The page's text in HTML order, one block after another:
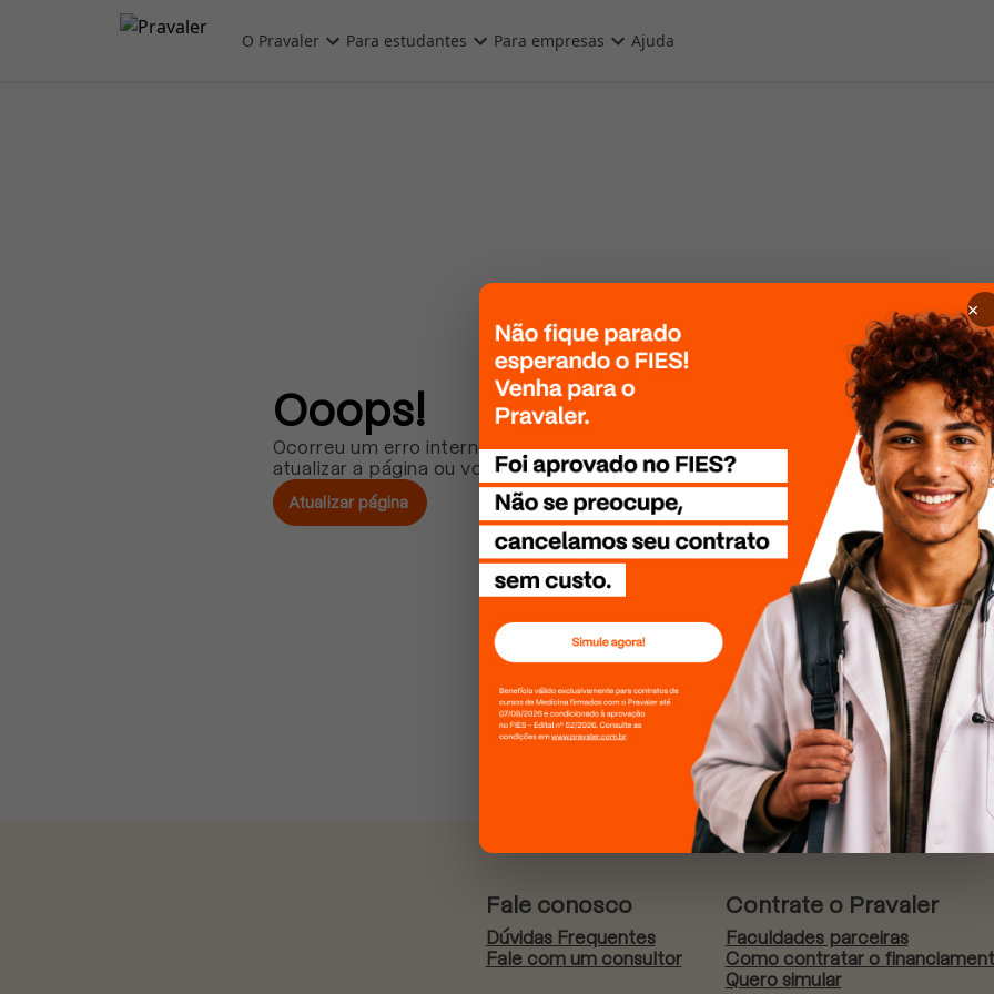
Pular para o conteúdo principal
O Pravaler Para estudantes Para empresas Ajuda
Ooops!
Ocorreu um erro interno. Por favor, tente
atualizar a página ou volte mais tarde!
Atualizar página
Fale conosco
Dúvidas Frequentes
Fale com um consultor
Contrate o Pravaler
Faculdades parceiras
Como contratar o
Quero simular
×